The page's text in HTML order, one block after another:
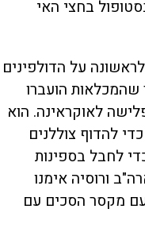
בחצי האי
על הדולפינים
שהמכלאות הועברו
לאוקראינה. הוא
להדוף צוללנים
לחבל בספינות
ורוסיה אימנו
מקסר הסכים עם